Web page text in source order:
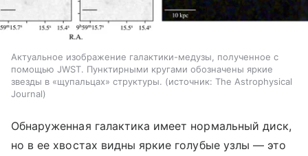
Актуальное изображение галактики-медузы, полученное с
помощью JWST. Пунктирными кругами обозначены яркие
звезды в «щупальцах» структуры.
источник: The Astrophysical
Journal
Обнаруженная галактика имеет нормальный диск,
но в ее хвостах видны яркие голубые узлы — это